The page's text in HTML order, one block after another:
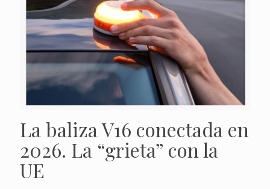
La baliza V16 conectada en
2026. La “grieta” con la
UE